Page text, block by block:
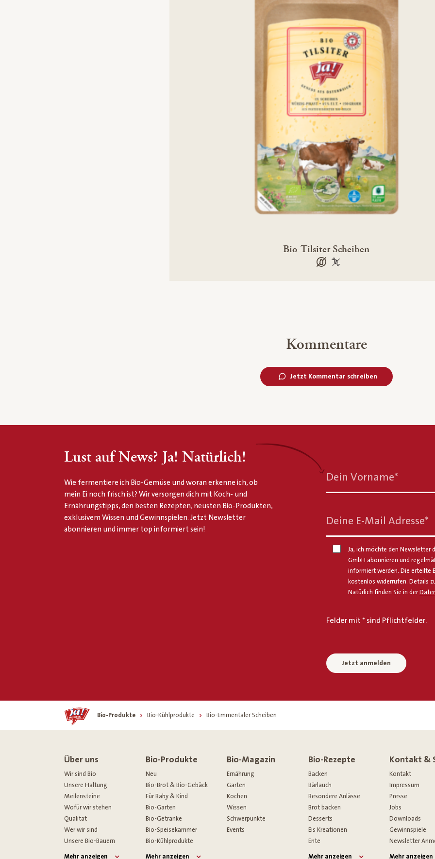
Bio-Tilsiter Scheiben
laktosefrei100 % gentechnikfrei
Kommentare
Jetzt Kommentar schreiben
Lust auf News? Ja! Natürlich!
Wie fermentiere ich Bio-Gemüse und woran erkenne ich, ob
mein Ei noch frisch ist? Wir versorgen dich mit Koch- und
Ernährungstipps, den besten Rezepten, neusten Bio-Produkten,
exklusivem Wissen und Gewinnspielen. Jetzt Newsletter
abonnieren und immer top informiert sein!
Dein Vorname*
Deine E-Mail Adresse*
Ja, ich möchte den Newsletter
GmbH abonnieren und
informiert werden. Die erteilte
kostenlos widerrufen. Details
Natürlich finden Sie in der
Felder mit * sind Pflichtfelder.
Jetzt anmelden
Home
Bio-Produkte Bio-Kühlprodukte Bio-Emmentaler Scheiben
Über uns
Wir sind Bio
Unsere Haltung
Meilensteine
Wofür wir stehen
Qualität
Wer wir sind
Unsere Bio-Bauern
Mehr anzeigen
Bio-Produkte
Neu
Bio-Brot & Bio-Gebäck
Für Baby & Kind
Bio-Garten
Bio-Getränke
Bio-Speisekammer
Bio-Kühlprodukte
Mehr anzeigen
Bio-Magazin
Ernährung
Garten
Kochen
Wissen
Schwerpunkte
Events
Bio-Rezepte
Backen
Bärlauch
Besondere Anlässe
Brot backen
Desserts
Eis Kreationen
Ente
Mehr anzeigen
Kontakt &
Kontakt
Impressum
Presse
Jobs
Downloads
Gewinnspiele
Newsletter
Mehr anzeigen